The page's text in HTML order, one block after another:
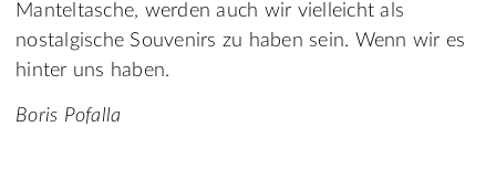
Manteltasche, werden auch wir vielleicht als
nostalgische Souvenirs zu haben sein. Wenn wir es
hinter uns haben.
Boris Pofalla